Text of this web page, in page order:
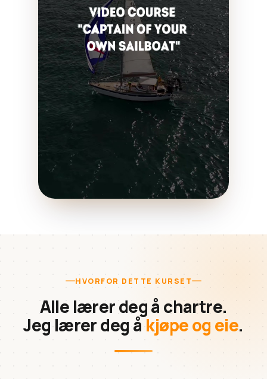
HVORFOR DETTE KURSET
Alle lærer deg å chartre.
Jeg lærer deg åkjøpe og eie.